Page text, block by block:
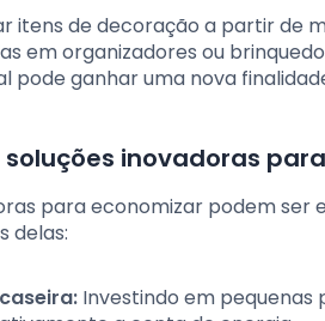
itens de decoração a partir de
em organizadores ou
pode ganhar uma nova
soluções inovadoras
para economizar podem ser
delas:
Investindo em pequenas